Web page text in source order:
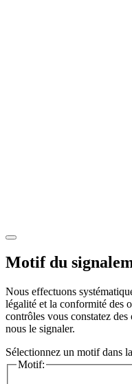
Motif du
Nous effectuons
légalité et la conformité des
contrôles vous constatez
nous le signaler.
Sélectionnez un motif dans
Motif: